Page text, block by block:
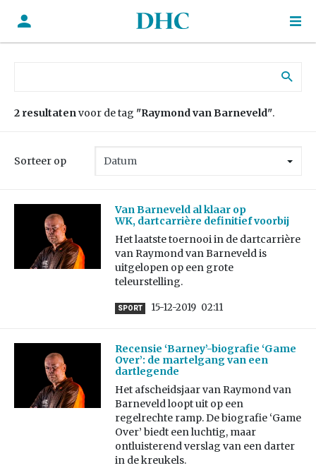
2 resultatenvoor de tag "Raymond van Barneveld".
Sorteer op
Van Barneveld al klaar op
WK, dartcarrière definitief voorbij
Het laatste toernooi in de dartcarrière
van Raymond van Barneveld is
uitgelopen op een grote
teleurstelling.
SPORT 15-12-2019 02:11
Recensie ‘Barney’-biografie ‘Game
Over’: de martelgang van een
dartlegende
Het afscheidsjaar van Raymond van
Barneveld loopt uit op een
regelrechte ramp. De biografie ‘Game
Over’ biedt een luchtig, maar
ontluisterend verslag van een darter
in de kreukels.